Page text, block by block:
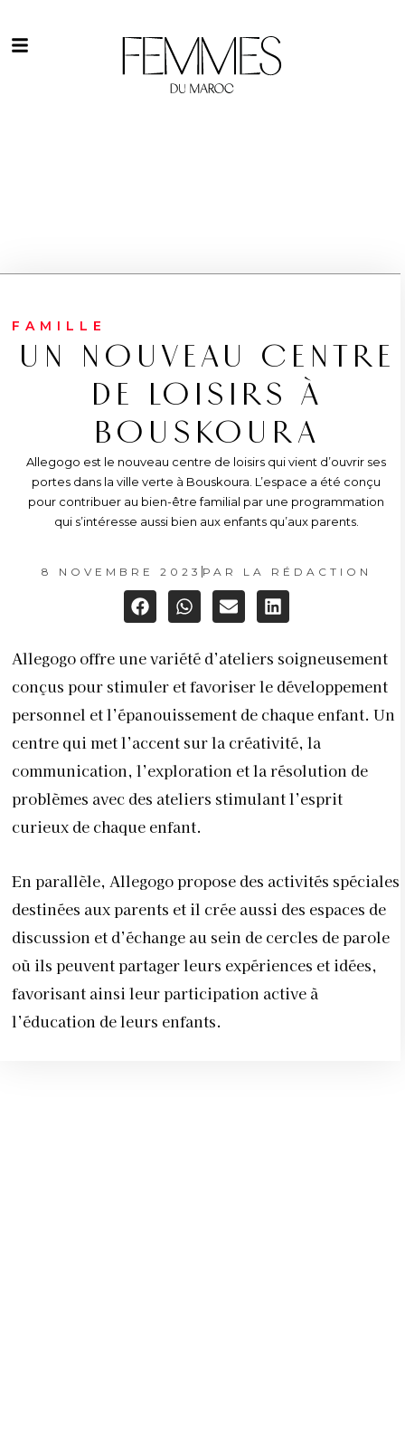
FAMILLE
UN NOUVEAU CENTRE
DE LOISIRS À
BOUSKOURA
Allegogo est le nouveau centre de loisirs qui vient d’ouvrir ses
portes dans la ville verte à Bouskoura. L’espace a été conçu
pour contribuer au bien-être familial par une programmation
qui s’intéresse aussi bien aux enfants qu’aux parents.
8 NOVEMBRE 2023 PAR LA RÉDACTION
Allegogo offre une variété d’ateliers soigneusement
conçus pour stimuler et favoriser le développement
personnel et l’épanouissement de chaque enfant. Un
centre qui met l’accent sur la créativité, la
communication, l’exploration et la résolution de
problèmes avec des ateliers stimulant l’esprit
curieux de chaque enfant.
En parallèle, Allegogo propose des activités spéciales
destinées aux parents et il crée aussi des espaces de
discussion et d’échange au sein de cercles de parole
où ils peuvent partager leurs expériences et idées,
favorisant ainsi leur participation active à
l’éducation de leurs enfants.